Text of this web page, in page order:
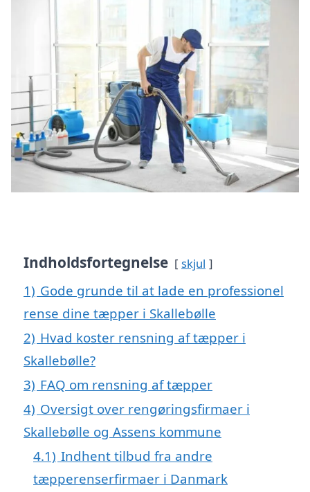
Indholdsfortegnelse skjul
1) Gode grunde til at lade en professionel
rense dine tæpper i Skallebølle
2) Hvad koster rensning af tæpper i
Skallebølle?
3) FAQ om rensning af tæpper
4) Oversigt over rengøringsfirmaer i
Skallebølle og Assens kommune
4.1) Indhent tilbud fra andre
tæpperenserfirmaer i Danmark